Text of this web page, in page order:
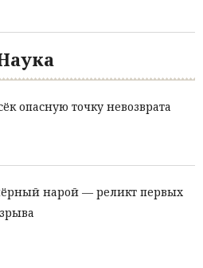
опасную точку невозврата
нарой — реликт первых